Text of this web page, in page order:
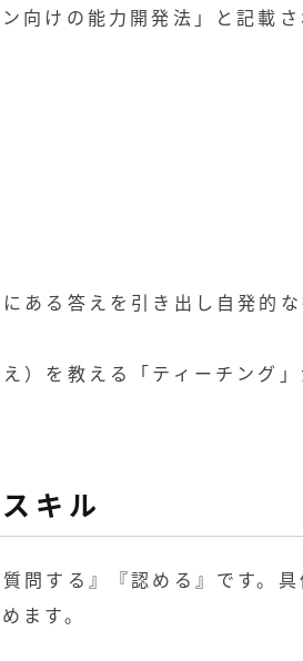
向けの能力開発法」と記載
ある答えを引き出し自発的
）を教える「ティーチング
キル
問する』『認める』です。
ます。